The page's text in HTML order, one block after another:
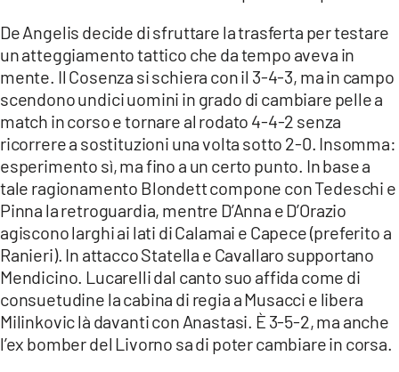
LACAPITALENEWS.IT
App
ANDROID
APPLE
De Angelis decide di sfruttare la trasferta per testare
un atteggiamento tattico che da tempo aveva in
mente. Il Cosenza si schiera con il 3-4-3, ma in campo
scendono undici uomini in grado di cambiare pelle a
match in corso e tornare al rodato 4-4-2 senza
ricorrere a sostituzioni una volta sotto 2-0. Insomma:
esperimento sì, ma fino a un certo punto. In base a
tale ragionamento Blondett compone con Tedeschi e
Pinna la retroguardia, mentre D’Anna e D’Orazio
agiscono larghi ai lati di Calamai e Capece (preferito a
Ranieri). In attacco Statella e Cavallaro supportano
Mendicino. Lucarelli dal canto suo affida come di
consuetudine la cabina di regia a Musacci e libera
Milinkovic là davanti con Anastasi. È 3-5-2, ma anche
l’ex bomber del Livorno sa di poter cambiare in corsa.